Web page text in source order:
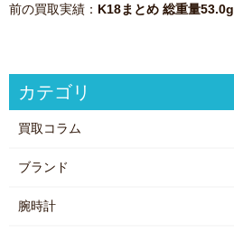
前の買取実績： K18まとめ 総重量53.0g
カテゴリ
買取コラム
ブランド
腕時計